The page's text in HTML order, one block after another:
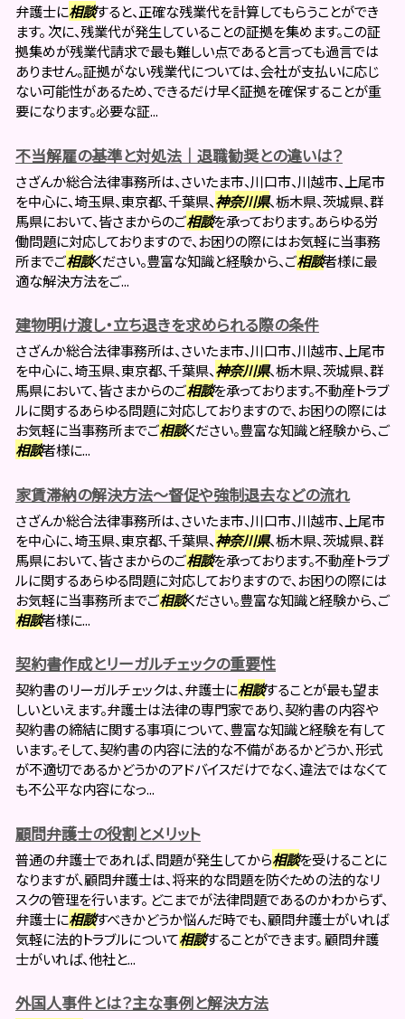
弁護士に相談すると、正確な残業代を計算してもらうことができ
ます。 次に、残業代が発生していることの証拠を集めます。この証
拠集めが残業代請求で最も難しい点であると言っても過言では
ありません。証拠がない残業代については、会社が支払いに応じ
ない可能性があるため、できるだけ早く証拠を確保することが重
要になります。必要な証...
不当解雇の基準と対処法｜退職勧奨との違いは？
さざんか総合法律事務所は、さいたま市、川口市、川越市、上尾市
を中心に、埼玉県、東京都、千葉県、神奈川県、栃木県、茨城県、群
馬県において、皆さまからのご相談を承っております。あらゆる労
働問題に対応しておりますので、お困りの際にはお気軽に当事務
所までご相談ください。豊富な知識と経験から、ご相談者様に最
適な解決方法をご...
建物明け渡し・立ち退きを求められる際の条件
さざんか総合法律事務所は、さいたま市、川口市、川越市、上尾市
を中心に、埼玉県、東京都、千葉県、神奈川県、栃木県、茨城県、群
馬県において、皆さまからのご相談を承っております。不動産トラブ
ルに関するあらゆる問題に対応しておりますので、お困りの際には
お気軽に当事務所までご相談ください。豊富な知識と経験から、ご
相談者様に...
家賃滞納の解決方法～督促や強制退去などの流れ
さざんか総合法律事務所は、さいたま市、川口市、川越市、上尾市
を中心に、埼玉県、東京都、千葉県、神奈川県、栃木県、茨城県、群
馬県において、皆さまからのご相談を承っております。不動産トラブ
ルに関するあらゆる問題に対応しておりますので、お困りの際には
お気軽に当事務所までご相談ください。豊富な知識と経験から、ご
相談者様に...
契約書作成とリーガルチェックの重要性
契約書のリーガルチェックは、弁護士に相談することが最も望ま
しいといえます。弁護士は法律の専門家であり、契約書の内容や
契約書の締結に関する事項について、豊富な知識と経験を有して
います。そして、契約書の内容に法的な不備があるかどうか、形式
が不適切であるかどうかのアドバイスだけでなく、違法ではなくて
も不公平な内容になっ...
顧問弁護士の役割とメリット
普通の弁護士であれば、問題が発生してから相談を受けることに
なりますが、顧問弁護士は、将来的な問題を防ぐための法的なリ
スクの管理を行います。 どこまでが法律問題であるのかわからず、
弁護士に相談すべきかどうか悩んだ時でも、顧問弁護士がいれば
気軽に法的トラブルについて相談することができます。 顧問弁護
士がいれば、他社と...
外国人事件とは？主な事例と解決方法